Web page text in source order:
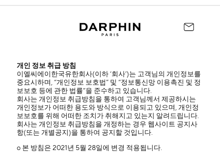
개인 정보 취급 방침
이엘씨에이한국유한회사(이하 ‘회사’)는 고객님의 개인정보를
중요시하며, “개인정보 보호법” 및 “정보통신망 이용촉진 및 정
보보호 등에 관한 법률”을 준수하고 있습니다.
회사는 개인정보 취급방침을 통하여 고객님께서 제공하시는
개인정보가 어떠한 용도와 방식으로 이용되고 있으며, 개인정
보보호를 위해 어떠한 조치가 취해지고 있는지 알려드립니다.
회사는 개인정보 취급방침을 개정하는 경우 웹사이트 공지사
항(또는 개별공지)을 통하여 공지할 것입니다.
ο 본 방침은 2021년 5월 28일에 변경 적용됩니다.